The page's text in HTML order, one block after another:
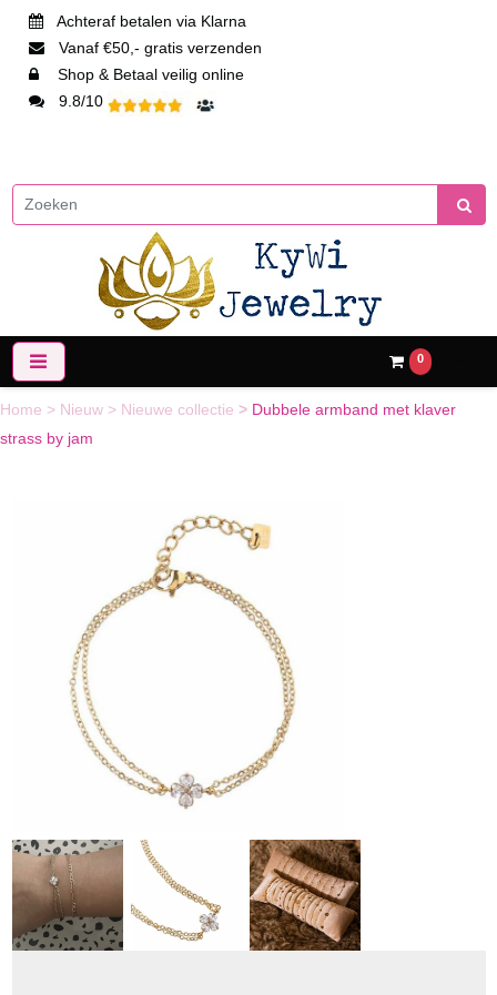
Achteraf betalen via Klarna
Vanaf €50,- gratis verzenden
Shop & Betaal veilig online
9.8/10
0
Home > Nieuw > Nieuwe collectie > Dubbele armband met klaver
strass by jam